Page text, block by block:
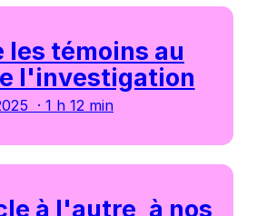
les témoins au
l'investigation
· 1 h 12 min
à l'autre, à nos